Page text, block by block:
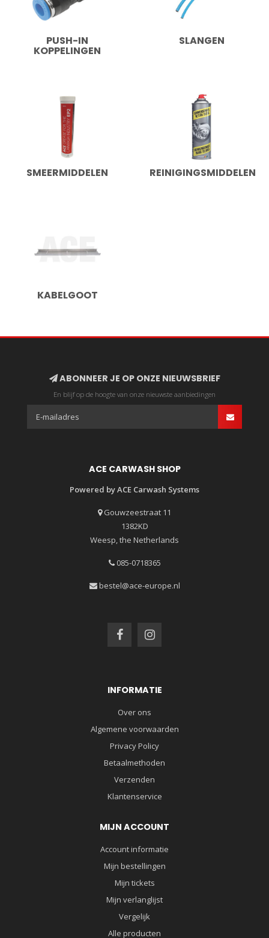
PUSH-IN
KOPPELINGEN
SLANGEN
SMEERMIDDELEN REINIGINGSMIDDELEN
KABELGOOT
ABONNEER JE OP ONZE NIEUWSBRIEF
En blijf op de hoogte van onze nieuwste aanbiedingen
ACE CARWASH SHOP
Powered by ACE Carwash Systems
Gouwzeestraat 11
1382KD
Weesp, the Netherlands
085-0718365
bestel@ace-europe.nl
INFORMATIE
Over ons
Algemene voorwaarden
Privacy Policy
Betaalmethoden
Verzenden
Klantenservice
MIJN ACCOUNT
Account informatie
Mijn bestellingen
Mijn tickets
Mijn verlanglijst
Vergelijk
Alle producten